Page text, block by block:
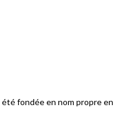
été fondée en nom propre en